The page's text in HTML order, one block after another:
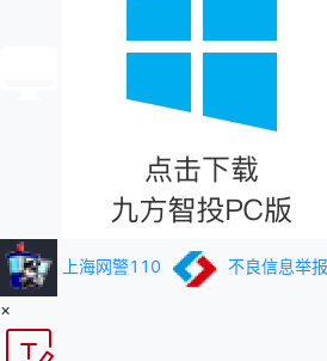
上海网警110 不良信息举报
×